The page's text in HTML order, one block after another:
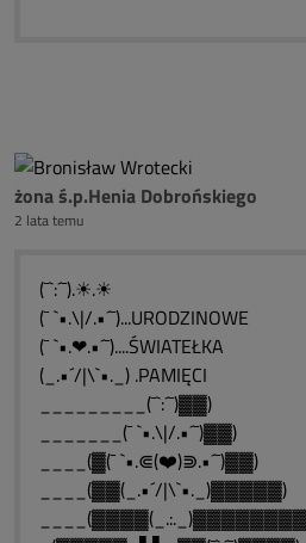
żona ś.p.Henia Dobrońskiego
2 lata temu
(¯`:´¯).☀.☀
(¯ `•.\|/.•´¯)...URODZINOWE
(¯ `•.❤.•´¯)....ŚWIATEŁKA
(_.•´/|\`•._) .PAMIĘCI
_________(¯`:´¯)▓▓)
_______(¯ `•.\|/.•´¯)▓▓)
____(▓(¯ `•.⋐(❤️)⋑.•´¯)▓▓)
____(▓▓(_.•´/|\`•._)▓▓▓▓▓)